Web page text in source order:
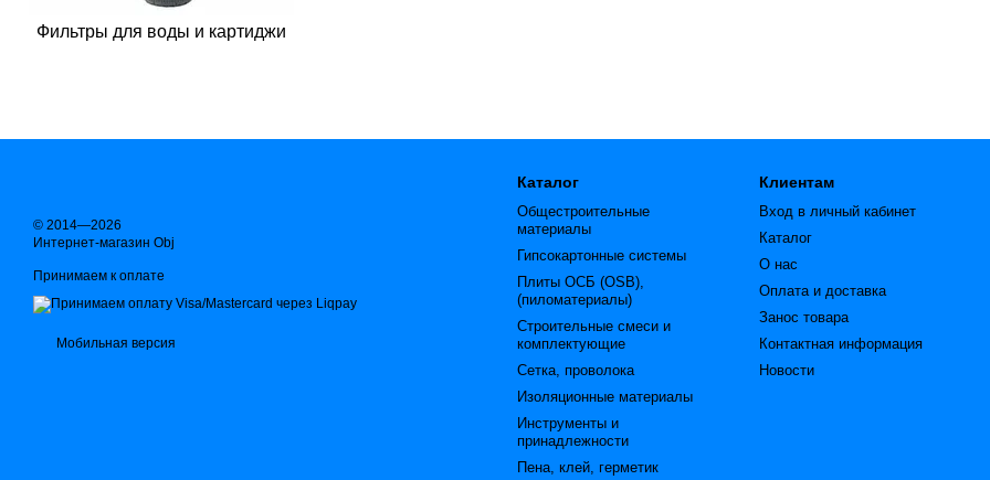
Фильтры для воды и картиджи
© 2014—2026
Интернет-магазин Obj
Принимаем к оплате
Мобильная версия
Каталог
Общестроительные
материалы
Гипсокартонные системы
Плиты ОСБ (OSB),
(пиломатериалы)
Строительные смеси и
комплектующие
Сетка, проволока
Изоляционные материалы
Инструменты и
принадлежности
Пена, клей, герметик
Клиентам
Вход в личный кабинет
Каталог
О нас
Оплата и доставка
Занос товара
Контактная информация
Новости